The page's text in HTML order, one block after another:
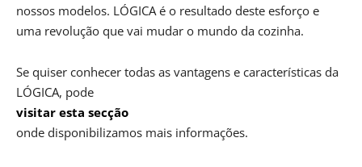
nossos modelos. LÓGICA é o resultado deste esforço e
uma revolução que vai mudar o mundo da cozinha.
Se quiser conhecer todas as vantagens e características da
LÓGICA, pode
visitar esta secção
onde disponibilizamos mais informações.